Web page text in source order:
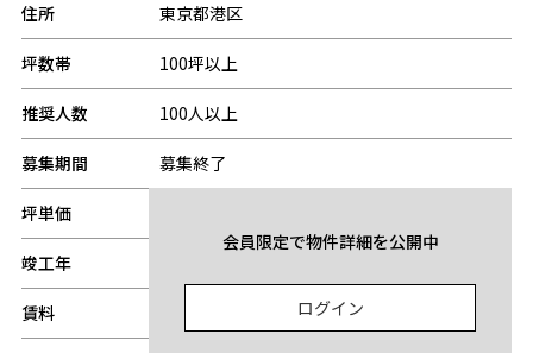
住所 東京都港区
坪数帯 100坪以上
推奨人数 100人以上
募集期間 募集終了
坪単価
竣工年
賃料
会員限定で物件詳細を公開中
ログイン